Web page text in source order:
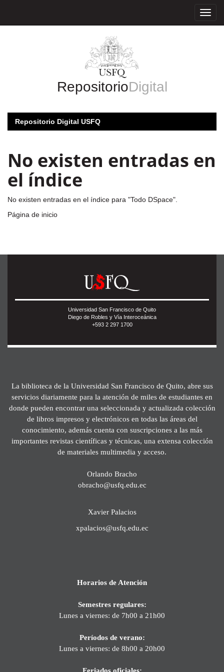
RepositorioDigital
Repositorio Digital USFQ
No existen entradas en
el índice
No existen entradas en el índice para "Todo DSpace".
Página de inicio
Universidad San Francisco de Quito
Diego de Robles y Vía Interoceánica
+593 2 297 1700
La biblioteca de la Universidad San Francisco de Quito, abre sus
servicios diariamente para la atención de miles de estudiantes en
donde pueden encontrar una seleccionada y actualizada colección
de libros impresos y electrónicos en todas las áreas del
conocimiento, además cuenta con suscripciones a las más
importantes revistas científicas y técnicas, una extensa colección
de materiales multimedia y acceso.
Orlando Bracho
obracho@usfq.edu.ec
Xavier Palacios
xpalacios@usfq.edu.ec
Horarios de Atención
Semestres regulares:
Lunes a viernes: de 7h00 a 21h00
Períodos de verano:
Lunes a viernes: de 8h00 a 20h00
Feriados oficiales: